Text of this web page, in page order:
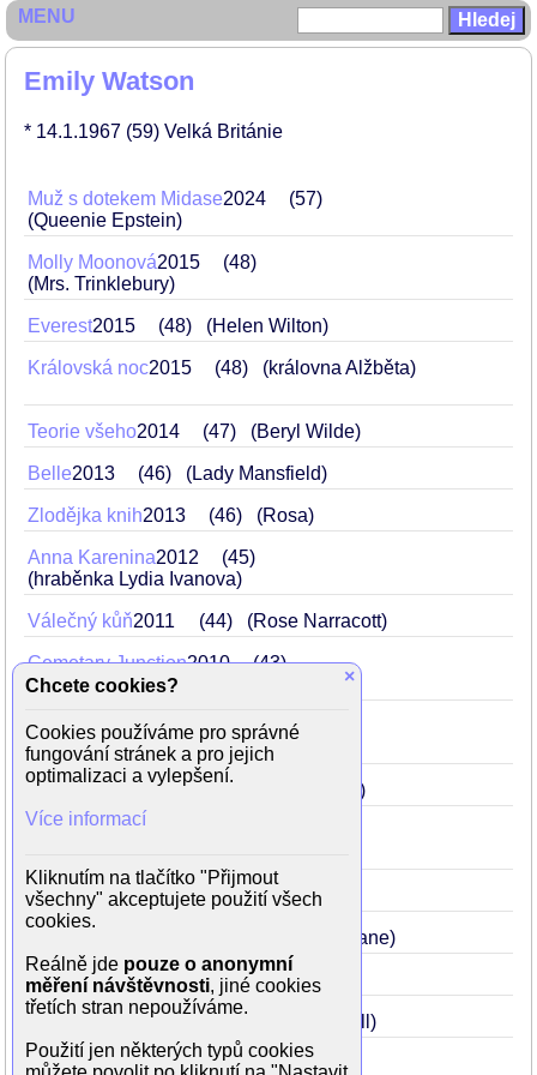
Emily Watson
* 14.1.1967 (59) Velká Británie
Muž s dotekem Midase2024
57
(Queenie Epstein)
Molly Moonová2015
48
(Mrs. Trinklebury)
Everest2015 48 (Helen Wilton)
Královská noc2015 48 (královna Alžběta)
Teorie všeho2014 47 (Beryl Wilde)
Belle2013 46 (Lady Mansfield)
Zlodějka knih2013 46 (Rosa)
Anna Karenina2012
45
(hraběnka Lydia Ivanova)
Válečný kůň2011 44 (Rose Narracott)
Cemetary Junction2010
43
(paní Kendrick)
Prázdná kolébka2010
43
(Margaret Humphreys)
Strom v srdci 2008 (Caroline Gil)
Já a moje příšera
Equilibrium2002 35 (Mary O'Brien)
(Reba McClane)
Equilibrium2002 35 (Mary O'Brien)
1996 (Bess McNeill)
MENU
×
Chcete cookies?
Cookies používáme pro správné
fungování stránek a pro jejich
optimalizaci a vylepšení.
Více informací
Kliknutím na tlačítko "Přijmout
všechny" akceptujete použití všech
cookies.
Reálně jde pouze o anonymní
měření návštěvnosti, jiné cookies
třetích stran nepoužíváme.
Použití jen některých typů cookies